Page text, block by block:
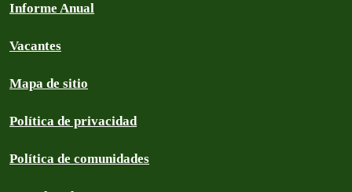
Informe Anual
Vacantes
Mapa de sitio
Política de privacidad
Política de comunidades